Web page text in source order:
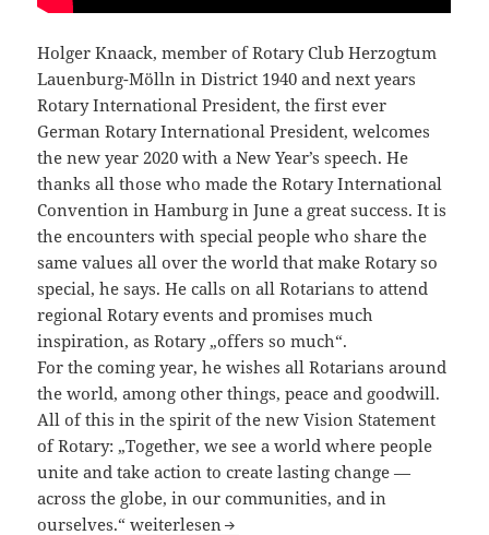
Holger Knaack, member of Rotary Club Herzogtum
Lauenburg-Mölln in District 1940 and next years
Rotary International President, the first ever
German Rotary International President, welcomes
the new year 2020 with a New Year’s speech. He
thanks all those who made the Rotary International
Convention in Hamburg in June a great success. It is
the encounters with special people who share the
same values all over the world that make Rotary so
special, he says. He calls on all Rotarians to attend
regional Rotary events and promises much
inspiration, as Rotary „offers so much“.
For the coming year, he wishes all Rotarians around
the world, among other things, peace and goodwill.
All of this in the spirit of the new Vision Statement
of Rotary: „Together, we see a world where people
unite and take action to create lasting change —
across the globe, in our communities, and in
ourselves.“Neujahrsansprache 2020 von Holger
weiterlesen